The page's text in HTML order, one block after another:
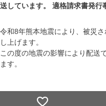
送しています。 適格請求書発
令和8年熊本地震により、被災
し上げます。
この度の地震の影響により配送
ます。